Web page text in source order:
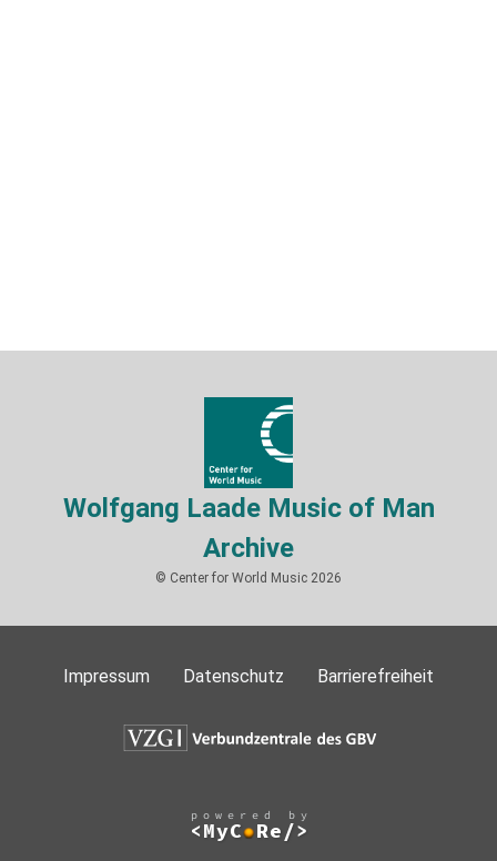
Wolfgang Laade Music of Man
Archive
© Center for World Music 2026
Impressum Datenschutz Barrierefreiheit